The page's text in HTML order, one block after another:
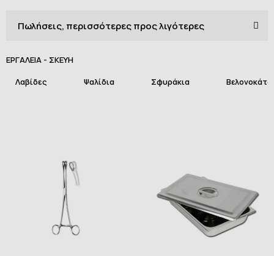
ΕΡΓΑΛΕΙΑ - ΣΚΕΥΗ
Λαβίδες
Ψαλίδια Σφυράκια